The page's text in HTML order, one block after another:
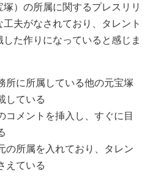
）の所属に関するプレスリリ
夫がなされており、タレント
た作りになっていると感じま
所に所属している他の元宝塚
している
コメントを挿入し、すぐに目
の所属を入れており、タレン
えている